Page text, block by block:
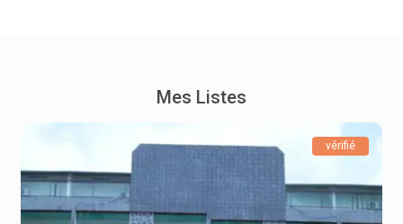
Mes Listes
vérifié